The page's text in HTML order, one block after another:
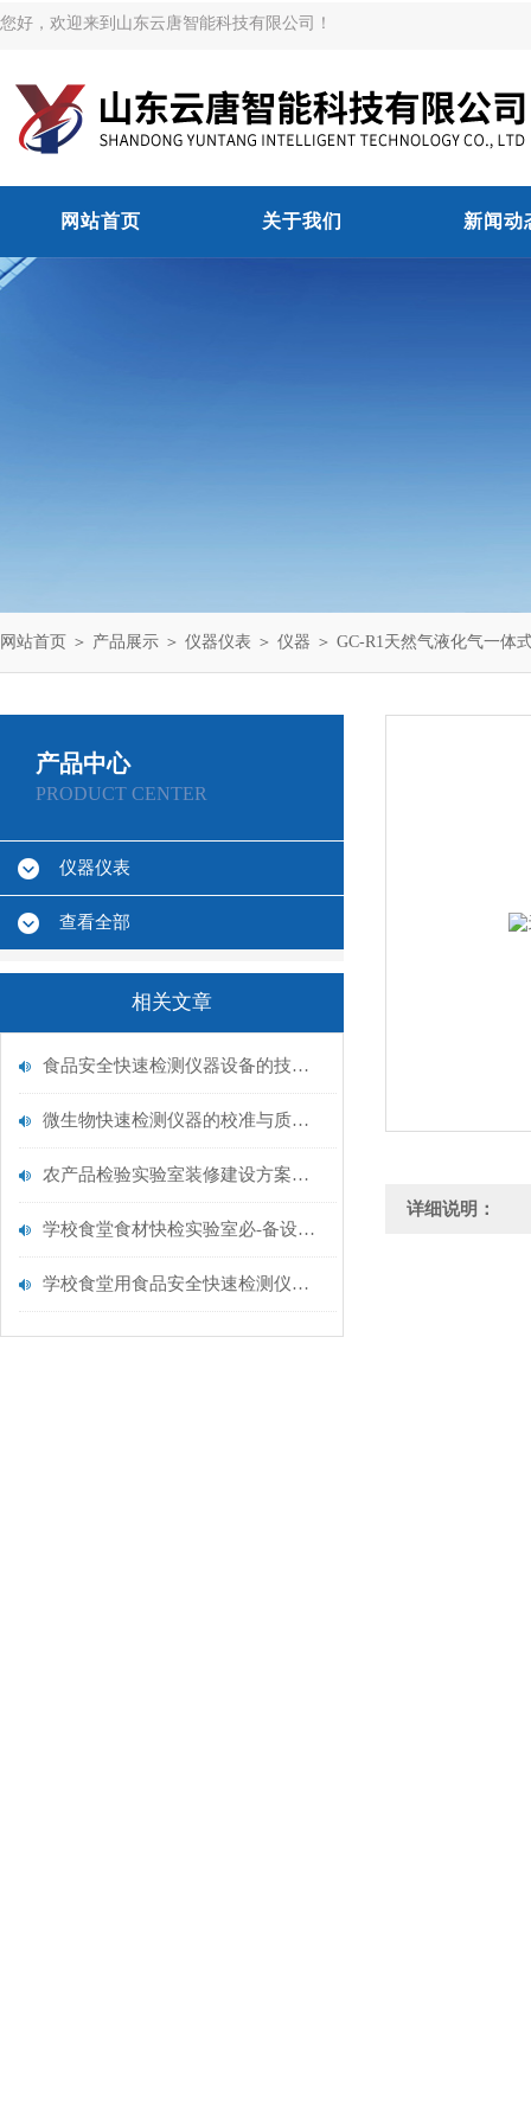
您好，欢迎来到山东云唐智能科技有限公司！
网站首页 关于我们 新闻动
网站首页 ＞ 产品展示 ＞ 仪器仪表 ＞ 仪器 ＞ GC-R1天然气液化气一体
产品中心
PRODUCT CENTER
仪器仪表
查看全部
相关文章
食品安全快速检测仪器设备的技术演进与应用场景
微生物快速检测仪器的校准与质控：保证结果准确性的黄金法则
农产品检验实验室装修建设方案仪器配置清单@云唐仪器
学校食堂食材快检实验室必-备设备清单【云唐仪器推荐】
学校食堂用食品安全快速检测仪器【行业推荐】云唐食品安全检测仪
详细说明：